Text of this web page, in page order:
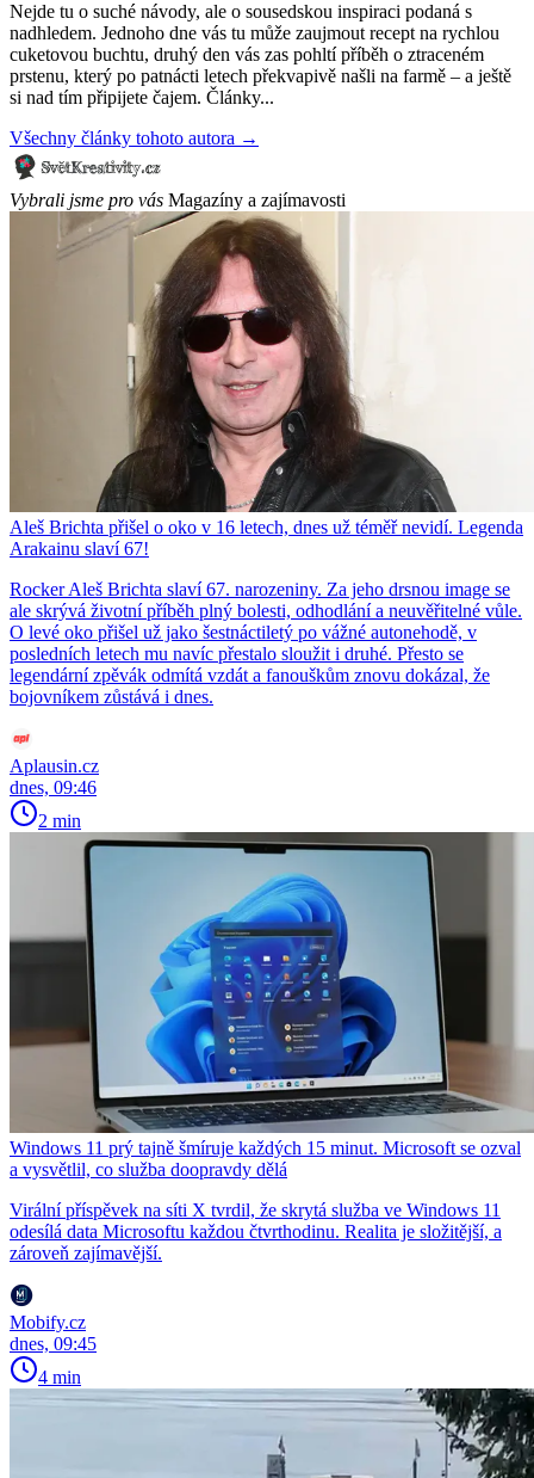
Nejde tu o suché návody, ale o sousedskou inspiraci podaná s
nadhledem. Jednoho dne vás tu může zaujmout recept na rychlou
cuketovou buchtu, druhý den vás zas pohltí příběh o ztraceném
prstenu, který po patnácti letech překvapivě našli na farmě – a ještě
si nad tím připijete čajem. Články...
Všechny články tohoto autora →
Vybrali jsme pro vás Magazíny a zajímavosti
Aleš Brichta přišel o oko v 16 letech, dnes už téměř nevidí. Legenda
Arakainu slaví 67!
Rocker Aleš Brichta slaví 67. narozeniny. Za jeho drsnou image se
ale skrývá životní příběh plný bolesti, odhodlání a neuvěřitelné vůle.
O levé oko přišel už jako šestnáctiletý po vážné autonehodě, v
posledních letech mu navíc přestalo sloužit i druhé. Přesto se
legendární zpěvák odmítá vzdát a fanouškům znovu dokázal, že
bojovníkem zůstává i dnes.
Aplausin.cz
dnes, 09:46
2 min
Windows 11 prý tajně šmíruje každých 15 minut. Microsoft se ozval
a vysvětlil, co služba doopravdy dělá
Virální příspěvek na síti X tvrdil, že skrytá služba ve Windows 11
odesílá data Microsoftu každou čtvrthodinu. Realita je složitější, a
zároveň zajímavější.
Mobify.cz
dnes, 09:45
4 min